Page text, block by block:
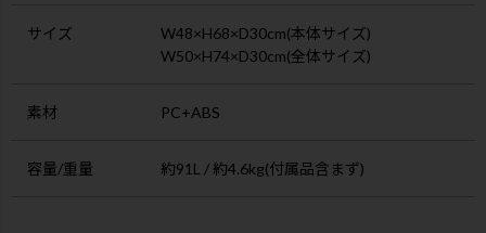
サイズ
W48×H68×D30cm(本体サイズ)
W50×H74×D30cm(全体サイズ)
素材 PC+ABS
容量/重量 約91L / 約4.6kg(付属品含まず)